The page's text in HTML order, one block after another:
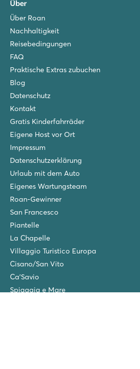
Über
Über Roan
Nachhaltigkeit
Reisebedingungen
FAQ
Praktische Extras zubuchen
Blog
Datenschutz
Kontakt
Gratis Kinderfahrräder
Eigene Host vor Ort
Impressum
Datenschutzerklärung
Urlaub mit dem Auto
Eigenes Wartungsteam
Roan-Gewinner
San Francesco
Piantelle
La Chapelle
Villaggio Turistico Europa
Cisano/San Vito
Ca'Savio
Spiaggia e Mare